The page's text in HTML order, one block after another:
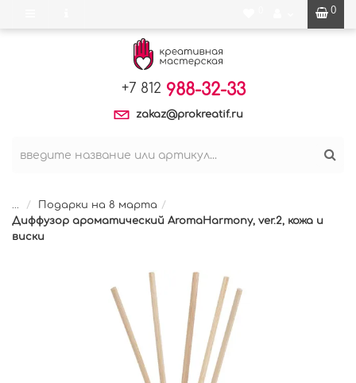
0
+7 812 988-32-33
zakaz@prokreatif.ru
...
Подарки на 8 марта
Диффузор ароматический AromaHarmony, ver.2, кожа и
виски